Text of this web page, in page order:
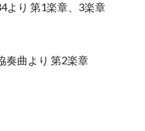
より 第1楽章、3楽章
奏曲より 第2楽章